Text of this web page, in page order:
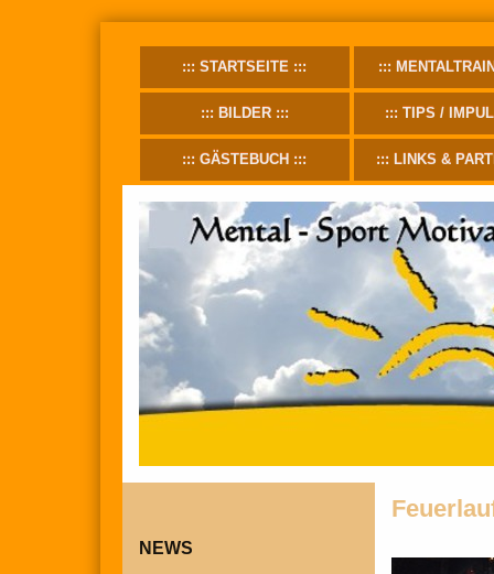
STARTSEITE
BILDER TIPS /
GÄSTEBUCH LINKS &
NEWS